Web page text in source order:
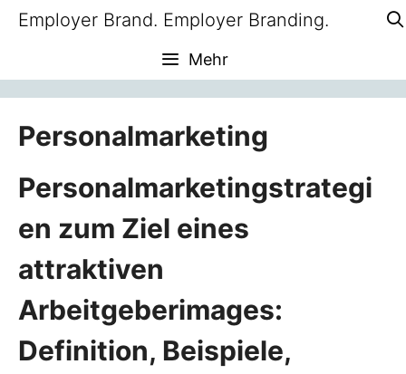
ZumEmployer Brand. Employer Branding.
Mehr
Personalmarketing
Personalmarketingstrategi
en zum Ziel eines
attraktiven
Arbeitgeberimages:
Definition, Beispiele,